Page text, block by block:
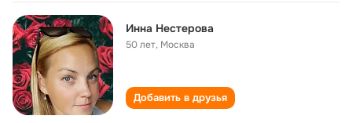
Инна Нестерова
50 лет, Москва
Добавить в друзья